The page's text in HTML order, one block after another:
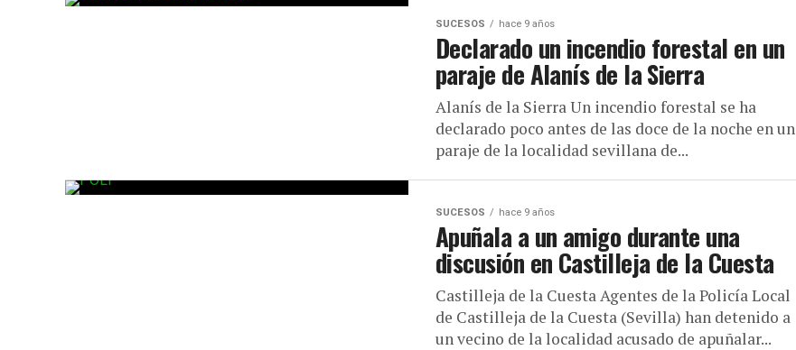
SUCESOS hace 9 años
Declarado un incendio forestal en un
paraje de Alanís de la Sierra
Alanís de la Sierra Un incendio forestal se ha
declarado poco antes de las doce de la noche en un
paraje de la localidad sevillana de...
SUCESOS hace 9 años
Apuñala a un amigo durante una
discusión en Castilleja de la Cuesta
Castilleja de la Cuesta Agentes de la Policía Local
de Castilleja de la Cuesta (Sevilla) han detenido a
un vecino de la localidad acusado de apuñalar...